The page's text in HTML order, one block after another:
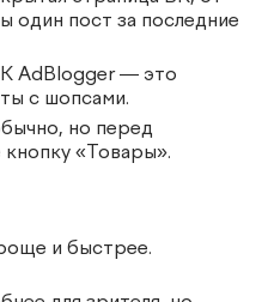
один пост за последние
AdBlogger — это
с шопсами.
но перед
кнопку «Товары».
и быстрее.